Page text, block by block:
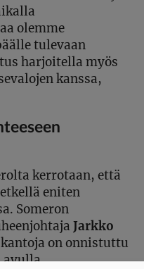
olemme
tulevaan
harjoitella myös
kanssa,
kerrotaan, että
eniten
Someron
Jarkko
on onnistuttu
avulla.